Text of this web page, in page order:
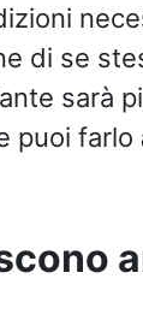
di se
sarà
puoi farlo